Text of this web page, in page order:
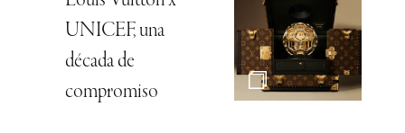
UNICEF, una
década de
compromiso